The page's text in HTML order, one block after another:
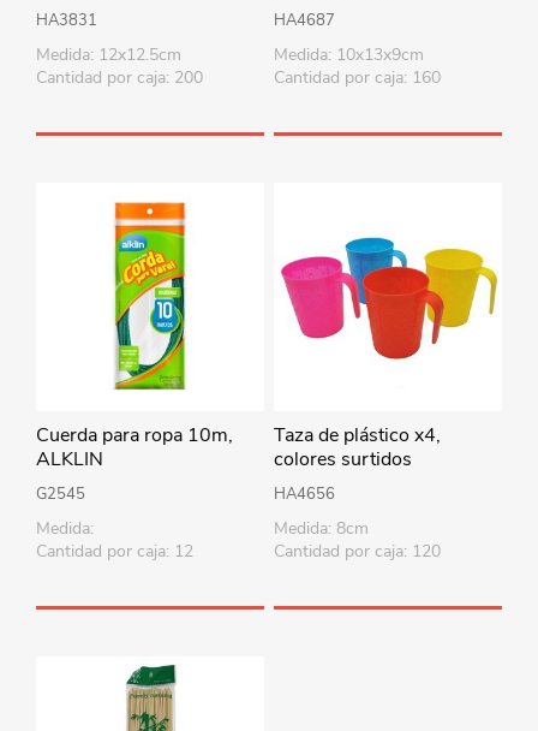
HA3831
Medida: 12x12.5cm
Cantidad por caja: 200
HA4687
Medida: 10x13x9cm
Cantidad por caja: 160
Cuerda para ropa 10m,
ALKLIN
G2545
Medida:
Cantidad por caja: 12
Taza de plástico x4,
colores surtidos
HA4656
Medida: 8cm
Cantidad por caja: 120